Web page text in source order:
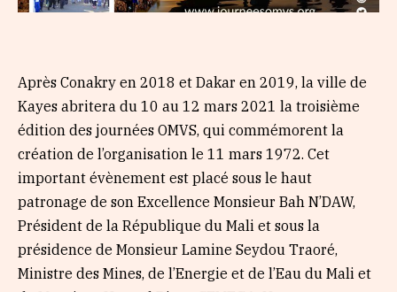
Après Conakry en 2018 et Dakar en 2019, la ville de
Kayes abritera du 10 au 12 mars 2021 la troisième
édition des journées OMVS, qui commémorent la
création de l’organisation le 11 mars 1972. Cet
important évènement est placé sous le haut
patronage de son Excellence Monsieur Bah N’DAW,
Président de la République du Mali et sous la
présidence de Monsieur Lamine Seydou Traoré,
Ministre des Mines, de l’Energie et de l’Eau du Mali et